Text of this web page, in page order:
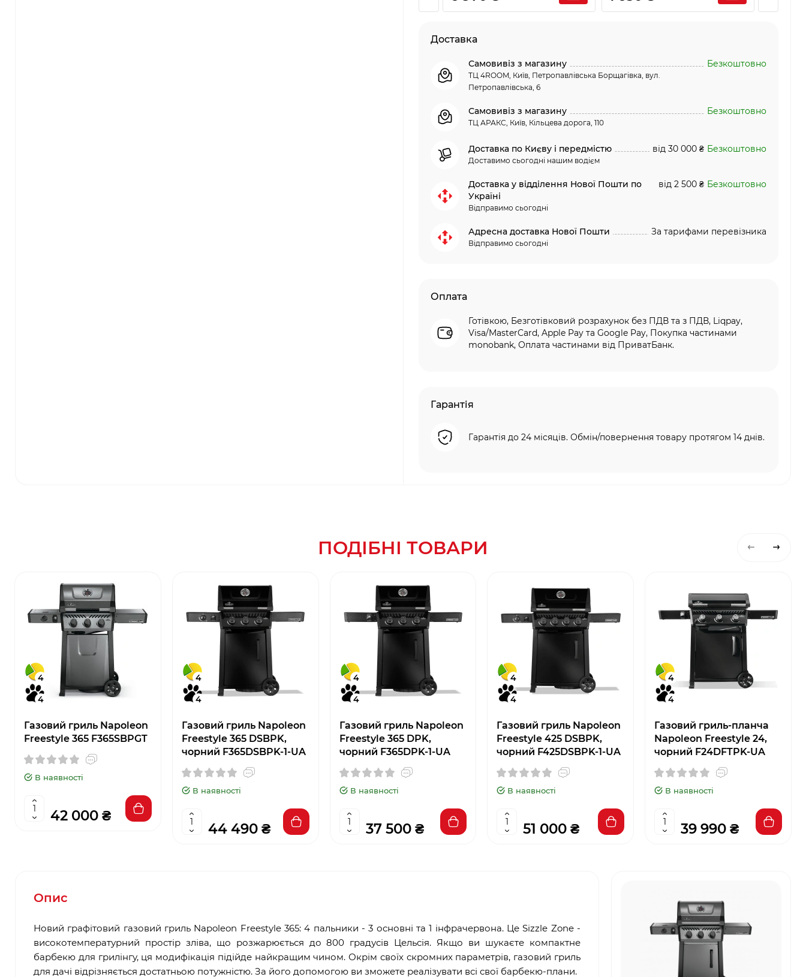
Доставка
Самовивіз з магазину
ТЦ 4ROOM, Київ, Петропавлівська Борщагівка, вул.
Петропавлівська, 6
Безкоштовно
Самовивіз з магазину
ТЦ АРАКС, Київ, Кільцева дорога, 110
Безкоштовно
Доставка по Києву і передмістю
Доставимо сьогодні нашим водієм
від 30 000 ₴ Безкоштовно
Доставка у відділення Нової Пошти по
Україні
Відправимо сьогодні
від 2 500 ₴ Безкоштовно
Адресна доставка Нової Пошти
Відправимо сьогодні
За тарифами перевізника
Оплата
Готівкою, Безготівковий розрахунок без ПДВ та з ПДВ, Liqpay,
Visa/MasterCard, Apple Pay та Google Pay, Покупка частинами
monobank, Оплата частинами від ПриватБанк.
Гарантія
Гарантія до 24 місяців. Обмін/повернення товару протягом 14 днів.
ПОДІБНІ ТОВАРИ
4
4
Газовий гриль Napoleon
Freestyle 365 F365SBPGT
В наявності
42 000 ₴
4
4
Газовий гриль Napoleon
Freestyle 365 DSBPK,
чорний F365DSBPK-1-UA
В наявності
44 490 ₴
4
4
Газовий гриль Napoleon
Freestyle 365 DPK,
чорний F365DPK-1-UA
В наявності
37 500 ₴
4
4
Газовий гриль Napoleon
Freestyle 425 DSBPK,
чорний F425DSBPK-1-UA
В наявності
51 000 ₴
4
4
Газовий гриль-планча
Napoleon Freestyle 24,
чорний F24DFTPK-UA
В наявності
39 990 ₴
Опис
Новий графітовий газовий гриль Napoleon Freestyle 365: 4 пальники - 3 основні та 1 інфрачервона. Це Sizzle Zone -
високотемпературний простір зліва, що розжарюється до 800 градусів Цельсія. Якщо ви шукаєте компактне
барбекю для грилінгу, ця модифікація підійде найкращим чином. Окрім своїх скромних параметрів, газовий гриль
для дачі відрізняється достатньою потужністю. За його допомогою ви зможете реалізувати всі свої барбекю-плани.